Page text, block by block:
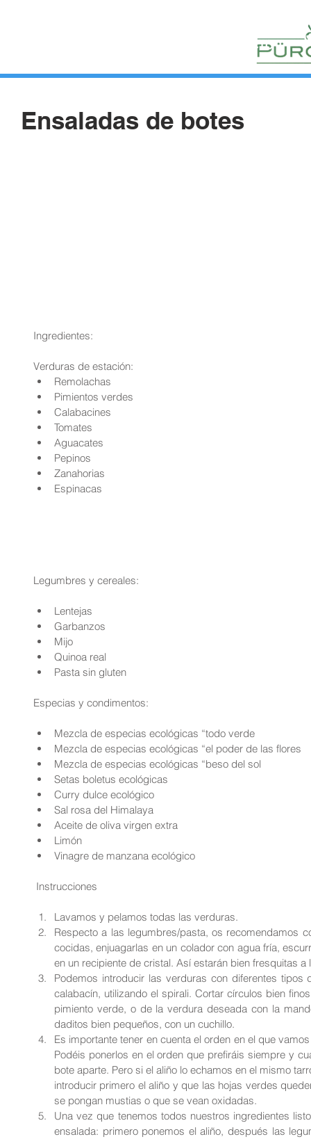
CONTACTO
Ensaladas de botes
Ingredientes:
Verduras de estación:
Remolachas
Pimientos verdes
Calabacines
Tomates
Aguacates
Pepinos
Zanahorias
Espinacas
Legumbres y cereales:
Lentejas
Garbanzos
Mijo
Quinoa real
Pasta sin gluten
Especias y condimentos:
Mezcla de especias ecológicas “todo verde
Mezcla de especias ecológicas “el poder de las flores
Mezcla de especias ecológicas “beso del sol
Setas boletus ecológicas
Curry dulce ecológico
Sal rosa del Himalaya
Aceite de oliva virgen extra
Limón
Vinagre de manzana ecológico
Instrucciones
Lavamos y pelamos todas las verduras.
Respecto a las legumbres/pasta, os recomendamos
cocidas, enjuagarlas en un colador con agua fría,
en un recipiente de cristal. Así estarán bien fresquitas
Podemos introducir las verduras con diferentes
calabacín, utilizando el spirali. Cortar círculos bien
pimiento verde, o de la verdura deseada con la
daditos bien pequeños, con un cuchillo.
Es importante tener en cuenta el orden en el que
Podéis ponerlos en el orden que prefiráis siempre y
bote aparte. Pero si el aliño lo echamos en el mismo
introducir primero el aliño y que las hojas verdes
se pongan mustias o que se vean oxidadas.
Una vez que tenemos todos nuestros ingredientes
ensalada: primero ponemos el aliño, después las